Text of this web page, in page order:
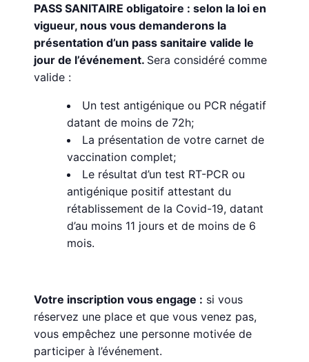
PASS SANITAIRE obligatoire : selon la loi en
vigueur, nous vous demanderons la
présentation d’un pass sanitaire valide le
jour de l’événement. Sera considéré comme
valide :
Un test antigénique ou PCR négatif
datant de moins de 72h;
La présentation de votre carnet de
vaccination complet;
Le résultat d’un test RT-PCR ou
antigénique positif attestant du
rétablissement de la Covid-19, datant
d’au moins 11 jours et de moins de 6
mois.
Votre inscription vous engage : si vous
réservez une place et que vous venez pas,
vous empêchez une personne motivée de
participer à l’événement.